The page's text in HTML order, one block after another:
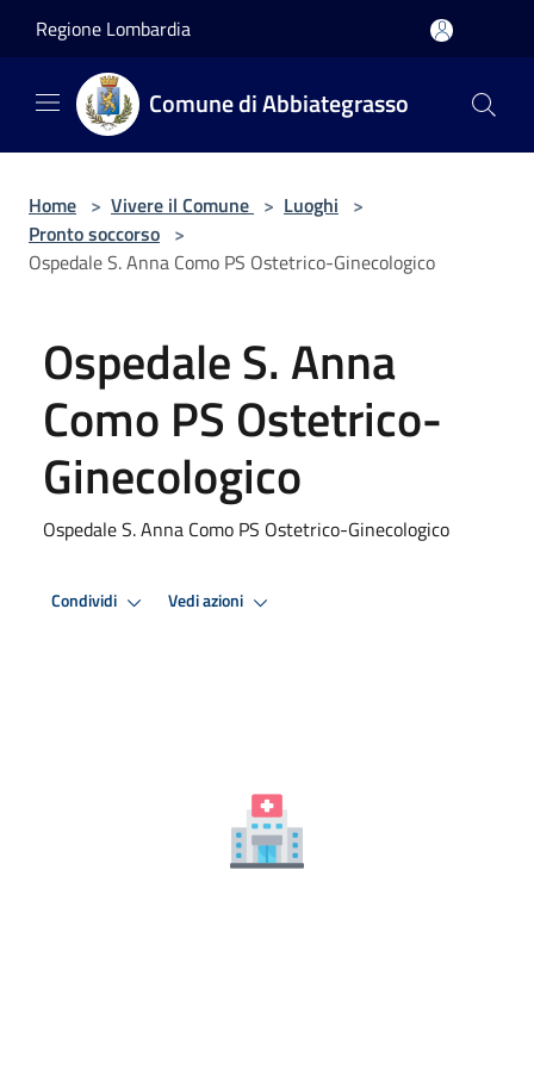
Regione Lombardia
Comune di Abbiategrasso
Home > Vivere il Comune > Luoghi >
Pronto soccorso >
Ospedale S. Anna Como PS Ostetrico-Ginecologico
Ospedale S. Anna
Como PS Ostetrico-
Ginecologico
Ospedale S. Anna Como PS Ostetrico-Ginecologico
Condividi Vedi azioni